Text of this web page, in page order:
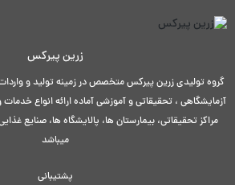
زرین پیرکس
گروه تولیدی زرین پیرکس متخصص در زمینه تولید و
آزمایشگاهی ، تحقیقاتی و آموزشی آماده ارائه انواع
مراکز تحقیقاتی، بیمارستان ها، پالایشگاه ها، صنایع
میباشد
پشتیبانی